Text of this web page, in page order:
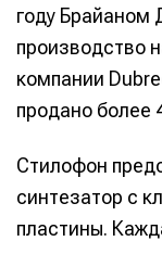
году
производство
компании
продано более
Стилофон
синтезатор с
пластины.